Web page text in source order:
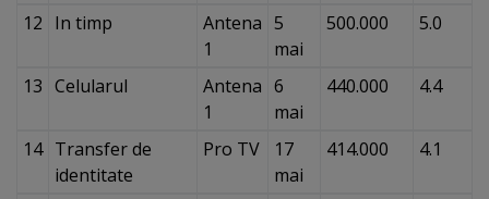
12 In timp
Antena
1
5
mai
500.000 5.0
13 Celularul
Antena
1
6
mai
440.000 4.4
14 Transfer de
identitate
Pro TV
17
mai
414.000 4.1